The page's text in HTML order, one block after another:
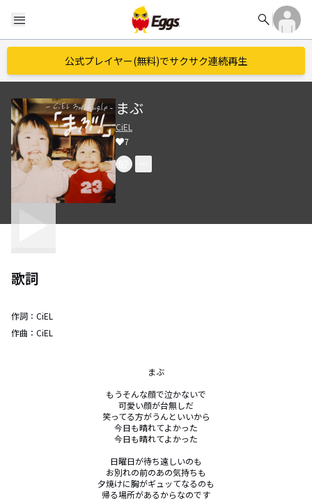
menu search
公式プレイヤー(無料)でサクサク連続再生
まぶ
CiEL
7
歌詞
作詞： CiEL
作曲： CiEL
まぶ
もうそんな顔で泣かないで
可愛い顔が台無しだ
笑ってる方がうんといいから
今日も晴れてよかった
今日も晴れてよかった
日曜日が待ち遠しいのも
お別れの前のあの気持ちも
夕焼けに胸がギュッてなるのも
帰る場所があるからなのです